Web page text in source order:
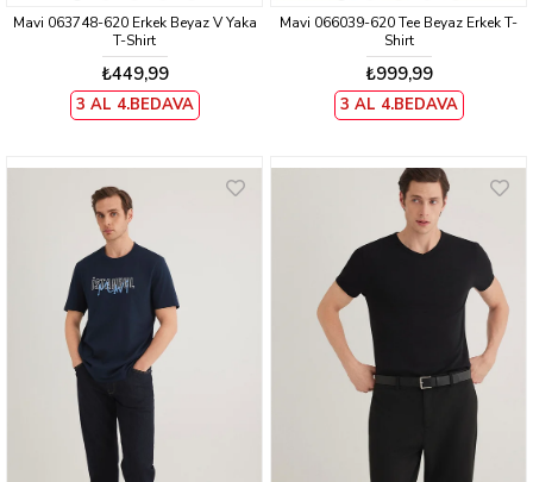
Mavi 063748-620 Erkek Beyaz V Yaka
T-Shirt
₺449,99
3 AL 4.BEDAVA
Mavi 066039-620 Tee Beyaz Erkek T-
Shirt
₺999,99
3 AL 4.BEDAVA